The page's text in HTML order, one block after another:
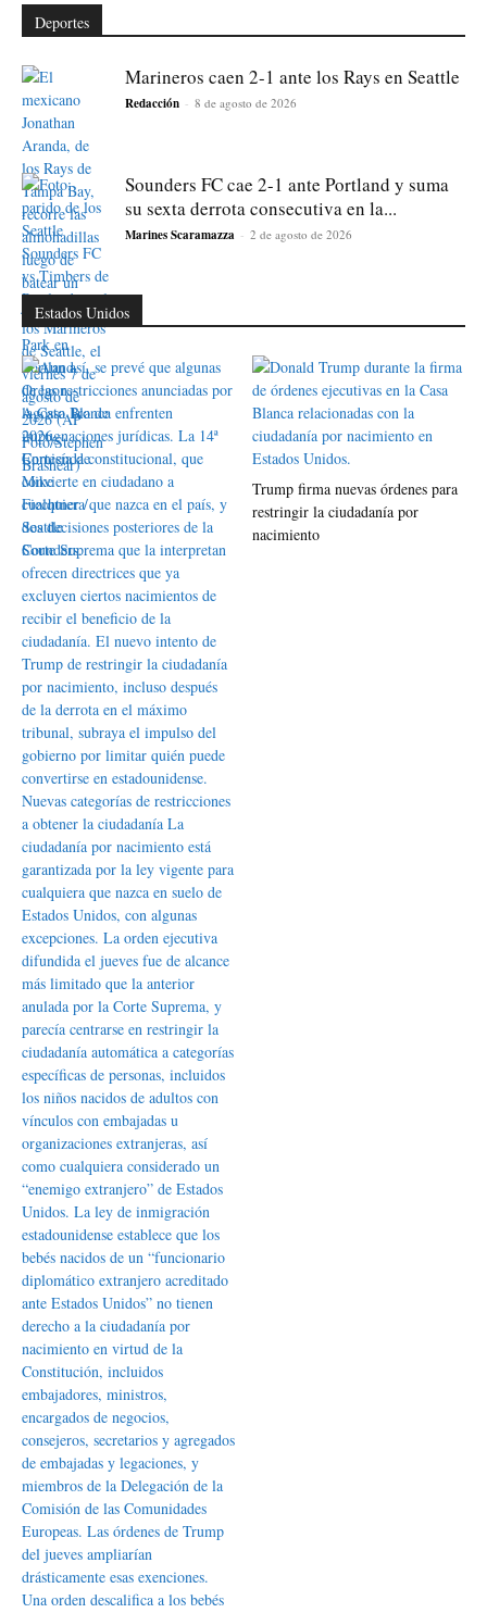
Deportes
Marineros caen 2-1 ante los Rays en Seattle
Redacción - 8 de agosto de 2026
Sounders FC cae 2-1 ante Portland y suma
su sexta derrota consecutiva en la...
Marines Scaramazza - 2 de agosto de 2026
Estados Unidos
Trump firma nuevas órdenes para
restringir la ciudadanía por
nacimiento